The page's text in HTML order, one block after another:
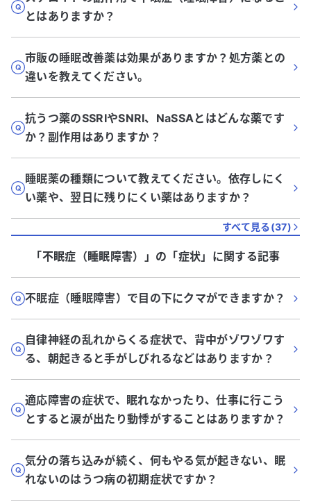
とはありますか？
市販の睡眠改善薬は効果がありますか？処方薬との
違いを教えてください。
抗うつ薬のSSRIやSNRI、NaSSAとはどんな薬です
か？副作用はありますか？
睡眠薬の種類について教えてください。依存しにく
い薬や、翌日に残りにくい薬はありますか？
すべて見る(37)
「不眠症（睡眠障害）」 の「症状」に関する記事
不眠症（睡眠障害）で目の下にクマができますか？
自律神経の乱れからくる症状で、背中がゾワゾワす
る、朝起きると手がしびれるなどはありますか？
適応障害の症状で、眠れなかったり、仕事に行こう
とすると涙が出たり動悸がすることはありますか？
気分の落ち込みが続く、何もやる気が起きない、眠
れないのはうつ病の初期症状ですか？